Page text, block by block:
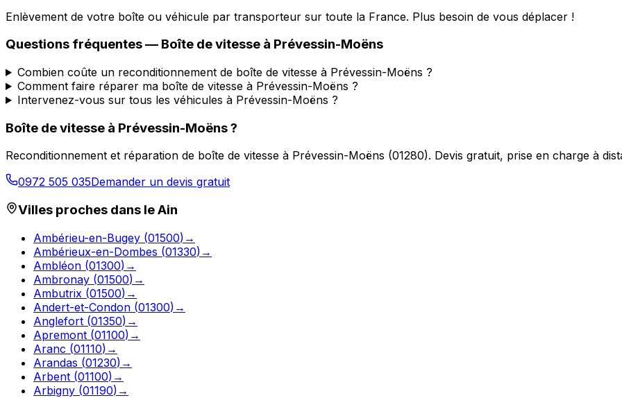
Enlèvement de votre boîte ou véhicule par transporteur sur toute la France. Plus besoin de vous déplacer !
Questions fréquentes — Boîte de vitesse à Prévessin-Moëns
Combien coûte un reconditionnement de boîte de vitesse à Prévessin-Moëns ?
Comment faire réparer ma boîte de vitesse à Prévessin-Moëns ?
Intervenez-vous sur tous les véhicules à Prévessin-Moëns ?
Boîte de vitesse à Prévessin-Moëns?
Reconditionnement et réparation de boîte de vitesse à Prévessin-Moëns (01280). Devis gratuit, prise en charge à
0972 505 035Demander un devis gratuit
Villes proches dans leAin
Ambérieu-en-Bugey (01500) →
Ambérieux-en-Dombes (01330) →
Ambléon (01300) →
Ambronay (01500) →
Ambutrix (01500) →
Andert-et-Condon (01300) →
Anglefort (01350) →
Apremont (01100) →
Aranc (01110) →
Arandas (01230) →
Arbent (01100) →
Arbigny (01190) →